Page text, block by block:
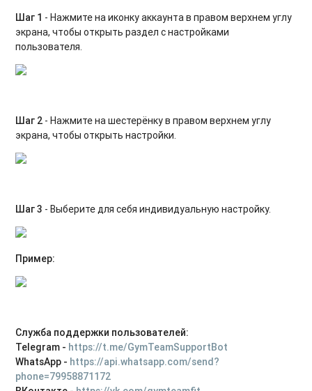
Шаг 1 - Нажмите на иконку аккаунта в правом верхнем углу
экрана, чтобы открыть раздел с настройками
пользователя.
Шаг 2 - Нажмите на шестерёнку в правом верхнем углу
экрана, чтобы открыть настройки.
Шаг 3 - Выберите для себя индивидуальную настройку.
Пример:
Служба поддержки пользователей:
Telegram - https://t.me/GymTeamSupportBot
WhatsApp - https://api.whatsapp.com/send?
phone=79958871172